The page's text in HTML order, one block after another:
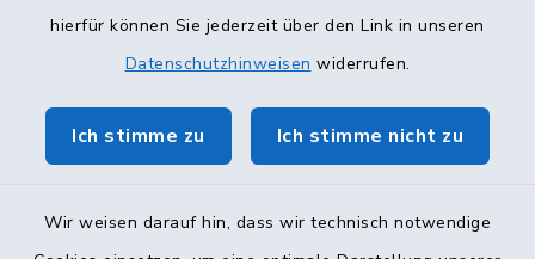
hierfür können Sie jederzeit über den Link in unseren
Datenschutzhinweisen widerrufen.
Ich stimme zu Ich stimme nicht zu
Wir weisen darauf hin, dass wir technisch notwendige